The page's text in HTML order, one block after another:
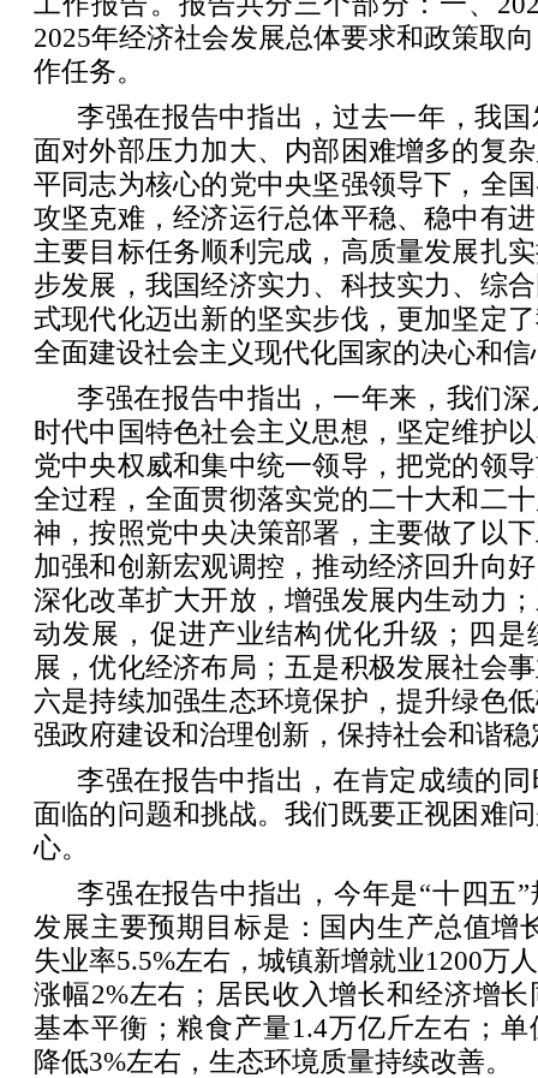
2025年经济社会发展总体要求和政策取
作任务。
李强在报告中指出，过去一年，我
面对外部压力加大、内部困难增多的复
平同志为核心的党中央坚强领导下，全
攻坚克难，经济运行总体平稳、稳中有
主要目标任务顺利完成，高质量发展扎
步发展，我国经济实力、科技实力、综
式现代化迈出新的坚实步伐，更加坚定
全面建设社会主义现代化国家的决心和信
李强在报告中指出，一年来，我们
时代中国特色社会主义思想，坚定维护
党中央权威和集中统一领导，把党的领
全过程，全面贯彻落实党的二十大和二
神，按照党中央决策部署，主要做了以
加强和创新宏观调控，推动经济回升向
深化改革扩大开放，增强发展内生动力
动发展，促进产业结构优化升级；四是
展，优化经济布局；五是积极发展社会
六是持续加强生态环境保护，提升绿色
强政府建设和治理创新，保持社会和谐稳
李强在报告中指出，在肯定成绩的
面临的问题和挑战。我们既要正视困难
心。
李强在报告中指出，今年是“十四五
发展主要预期目标是：国内生产总值增
失业率5.5%左右，城镇新增就业1200万
涨幅2%左右；居民收入增长和经济增
基本平衡；粮食产量1.4万亿斤左右；
降低3%左右，生态环境质量持续改善。